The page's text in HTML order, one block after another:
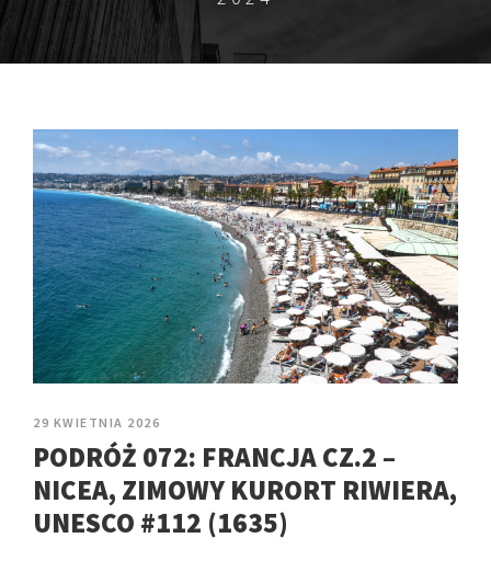
29 KWIETNIA 2026
PODRÓŻ 072: FRANCJA CZ.2 –
NICEA, ZIMOWY KURORT RIWIERA,
UNESCO #112 (1635)